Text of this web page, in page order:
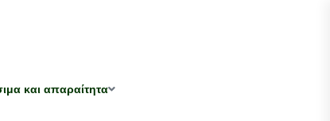
και απαραίτητα